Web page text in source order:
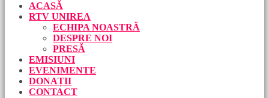
ACASĂ
RTV UNIREA
ECHIPA NOASTRĂ
DESPRE NOI
PRESĂ
EMISIUNI
EVENIMENTE
DONAȚII
CONTACT